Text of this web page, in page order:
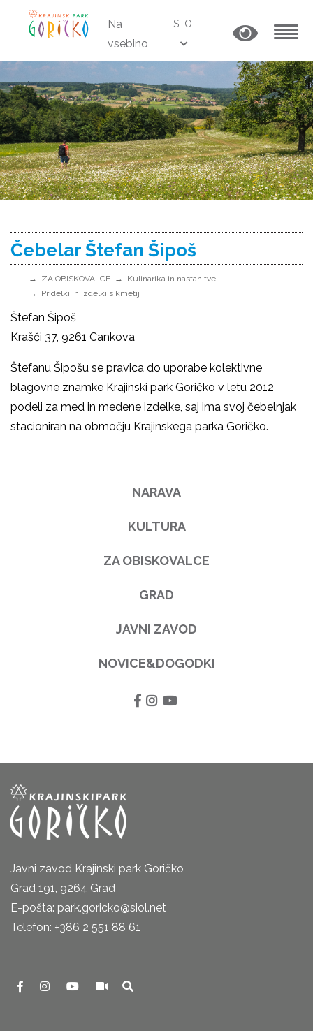
Na
vsebino
SLO
Čebelar Štefan Šipoš
ZA OBISKOVALCE
Kulinarika in nastanitve
Pridelki in izdelki s kmetij
Štefan Šipoš
Krašči 37, 9261 Cankova
Štefanu Šipošu se pravica do uporabe kolektivne
blagovne znamke Krajinski park Goričko v letu 2012
podeli za med in medene izdelke, saj ima svoj čebelnjak
stacioniran na območju Krajinskega parka Goričko.
NARAVA
KULTURA
ZA OBISKOVALCE
GRAD
JAVNI ZAVOD
NOVICE&DOGODKI
Javni zavod Krajinski park Goričko
Grad 191, 9264 Grad
E-pošta: park.goricko@siol.net
Telefon: +386 2 551 88 61